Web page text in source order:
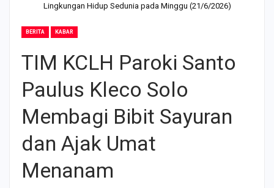
Lingkungan Hidup Sedunia pada Minggu (21/6/2026)
BERITA KABAR
TIM KCLH Paroki Santo
Paulus Kleco Solo
Membagi Bibit Sayuran
dan Ajak Umat
Menanam